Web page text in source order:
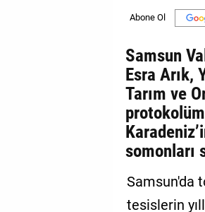
Samsun
Esra Arık,
Tarım ve
somonları
Samsun'da
tesislerin